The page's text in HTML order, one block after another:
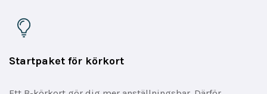
Startpaket för körkort